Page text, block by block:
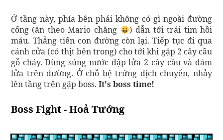
Ở tầng này, phía bên phải không có gì ngoài đường
cống (ăn theo Mario chăng
) dẫn tới trái tim hồi
máu. Thẳng tiến con đường còn lại. Tiếp tục đi qua
cánh cửa (có thịt bên trong) cho tới khi gặp 2 cây cầu
gỗ cháy. Dùng súng nước dập lửa 2 cây cầu và đám
lửa trên đường. Ở chỗ bệ trứng dịch chuyển, nhảy
lên tầng trên gặp boss. It's boss time!
Boss Fight - Hoả Tướng